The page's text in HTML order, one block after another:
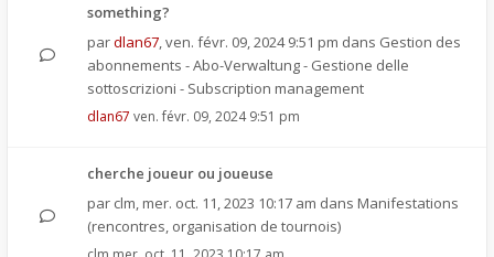
something?
pardlan67,ven. févr. 09, 2024 9:51 pm dans Gestion des
abonnements - Abo-Verwaltung - Gestione delle
sottoscrizioni - Subscription management
dlan67 ven. févr. 09, 2024 9:51 pm
cherche joueur ou joueuse
par clm, mer. oct. 11, 2023 10:17 am dans Manifestations
(rencontres, organisation de tournois)